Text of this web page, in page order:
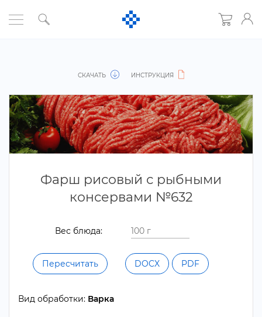
СКАЧАТЬ ИНСТРУКЦИЯ
Фарш рисовый с рыбными
консервами №632
ес блюда:
Пересчитать DOCX PDF
ид обработки: арка